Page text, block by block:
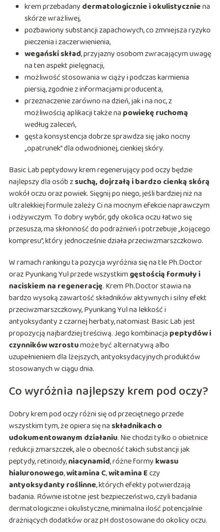
krem przebadany dermatologicznie i okulistyczniena
skórze wrażliwej,
pozbawiony substancji zapachowych, co zmniejsza ryzyko
pieczenia i zaczerwienienia,
wegański skład, przyjazny osobom zwracającym uwagę
na ten aspekt pielęgnacji,
możliwość stosowania w ciąży i podczas karmienia
piersią, zgodnie z informacjami producenta,
przeznaczenie zarówno na dzień, jak i na noc, z
możliwością aplikacji także na powiekę ruchomą
według zaleceń,
gęsta konsystencja dobrze sprawdza się jako nocny
„opatrunek” dla odwodnionej, cienkiej skóry.
Basic Lab peptydowy krem regenerujący pod oczy będzie
najlepszy dla osób zsuchą, dojrzałą i bardzo cienką skórą
wokół oczu oraz powiek. Sięgnij po niego, jeśli bardziej niż na
ultralekkiej formule zależy Ci na mocnym efekcie naprawczym
i odżywczym. To dobry wybór, gdy okolica oczu łatwo się
przesusza, ma skłonność do podrażnień i potrzebuje „kojącego
kompresu”, który jednocześnie działa przeciwzmarszczkowo.
W ramach rankingu ta pozycja wyróżnia się na tle Ph.Doctor
oraz Pyunkang Yul przede wszystkimgęstością formuły i
naciskiem na regenerację. Krem Ph.Doctor stawia na
bardzo wysoką zawartość składników aktywnych i silny efekt
przeciwzmarszczkowy, Pyunkang Yul na lekkość i
antyoksydanty z czarnej herbaty, natomiast Basic Lab jest
propozycją najbardziej treściwą. Jego kombinacja peptydów i
czynników wzrostumoże być alternatywą albo
uzupełnieniem dla lżejszych, antyoksydacyjnych produktów
stosowanych w ciągu dnia.
Co wyróżnia najlepszy krem pod oczy?
Dobry krem pod oczy różni się od przeciętnego przede
wszystkim tym, że opiera się na składnikach o
udokumentowanym działaniu. Nie chodzi tylko o obietnice
redukcji zmarszczek, ale o obecność takich substancji jak
peptydy, retinoidy,niacynamid, różne formy kwasu
hialuronowego,witamina C,witamina Eczy
antyoksydanty roślinne, których efekty potwierdzają
badania. Równie istotne jest bezpieczeństwo, czyli badania
dermatologiczne i okulistyczne, minimalna ilość potencjalnie
drażniących dodatków oraz pH dostosowane do okolicy oczu.